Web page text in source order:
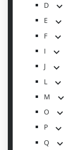
D
E
F
I
J
L
M
O
P
Q